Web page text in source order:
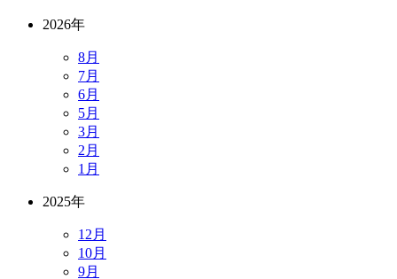
2026年
8月
7月
6月
5月
3月
2月
1月
2025年
12月
10月
9月